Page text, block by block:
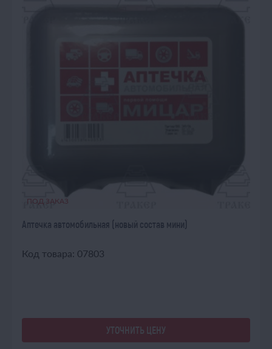
ПОД ЗАКАЗ
Аптечка автомобильная (новый состав мини)
Код товара: 07803
УТОЧНИТЬ ЦЕНУ